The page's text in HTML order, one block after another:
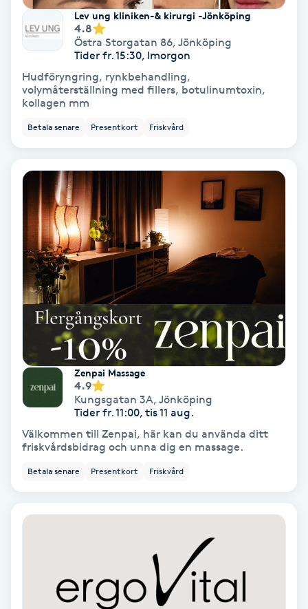
Extensions borttagning
Eyeliner-tatuering
Face framing
Fet hårbotten
Fettreducering
Fibromassage
Fillers
Fotmassage
Fotsvamp
Fotvård
Fransar
Fransfärgning
Fransförlängning Megavolym
Lev ung kliniken-& kirurgi -Jönköping
4.8
Östra Storgatan 86, Jönköping
Tider fr. 15:30, Imorgon
Hudföryngring, rynkbehandling,
volymåterställning med fillers, botulinumtoxin,
kollagen mm
Betala senare Presentkort Friskvård
Zenpai Massage
4.9
Kungsgatan 3A, Jönköping
Tider fr. 11:00, tis 11 aug.
Välkommen till Zenpai, här kan du använda ditt
friskvårdsbidrag och unna dig en massage.
Betala senare Presentkort Friskvård